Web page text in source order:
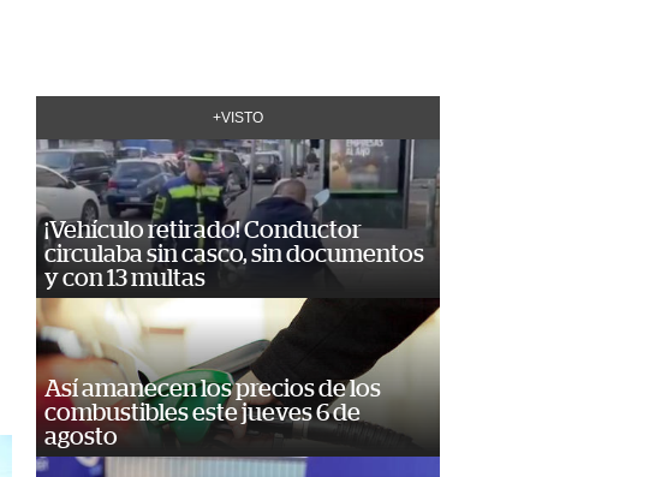
+VISTO
¡Vehículo retirado! Conductor
circulaba sin casco, sin documentos
y con 13 multas
Así amanecen los precios de los
combustibles este jueves 6 de
agosto